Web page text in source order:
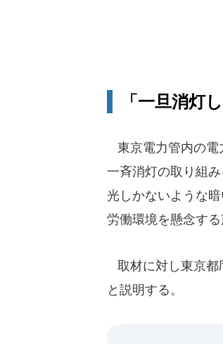
「一旦消灯
東京電力管内の電
一斉消灯の取り組
光しかないような
労働環境を懸念する
取材に対し東京都
と説明する。